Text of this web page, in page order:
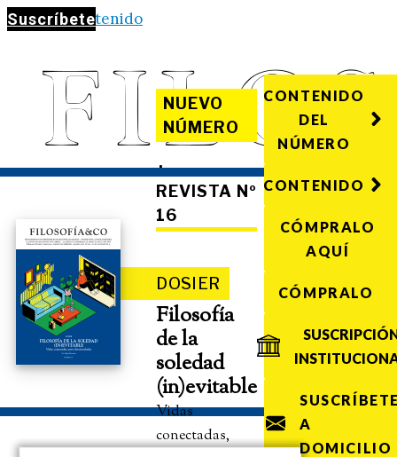
Suscríbete
Saltar al contenido
NUEVO
NÚMERO
·
REVISTA Nº
16
DOSIER
Filosofía
de la
soledad
(in)evitable
Vidas
conectadas,
CONTENIDO
DEL
NÚMERO
CONTENIDO
CÓMPRALO
AQUÍ
CÓMPRALO
A
DOMICILIO